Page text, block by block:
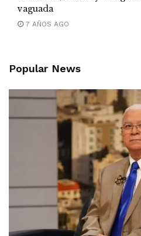
vaguada
7 AÑOS AGO
Popular News